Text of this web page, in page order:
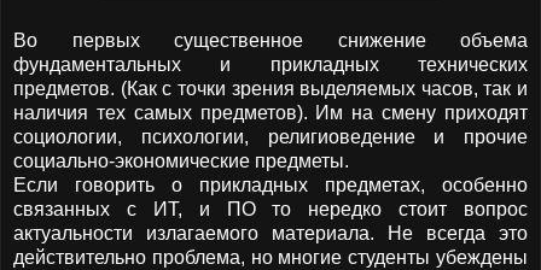
Во первых существенное снижение объема
фундаментальных и прикладных технических
предметов. (Как с точки зрения выделяемых часов, так и
наличия тех самых предметов). Им на смену приходят
социологии, психологии, религиоведение и прочие
социально-экономические предметы.
Если говорить о прикладных предметах, особенно
связанных с ИТ, и ПО то нередко стоит вопрос
актуальности излагаемого материала. Не всегда это
действительно проблема, но многие студенты убеждены